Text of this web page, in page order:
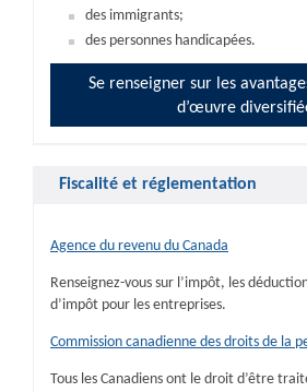
des immigrants;
des personnes handicapées.
Se renseigner sur les
d’œuvre
Fiscalité et réglementation
Agence du revenu du Canada
Renseignez-vous sur l’impôt, les
d’impôt pour les entreprises.
Commission canadienne des droits de la
Tous les Canadiens ont le droit d’être